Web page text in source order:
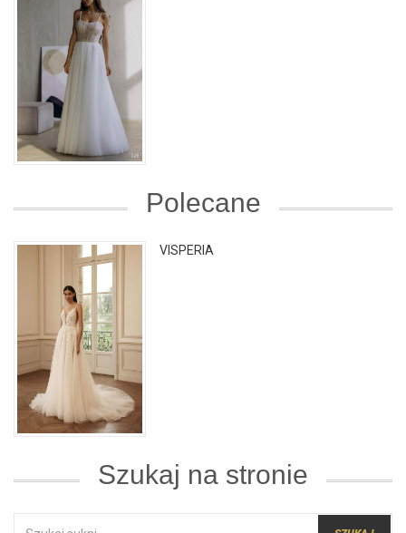
Polecane
VISPERIA
Szukaj na stronie